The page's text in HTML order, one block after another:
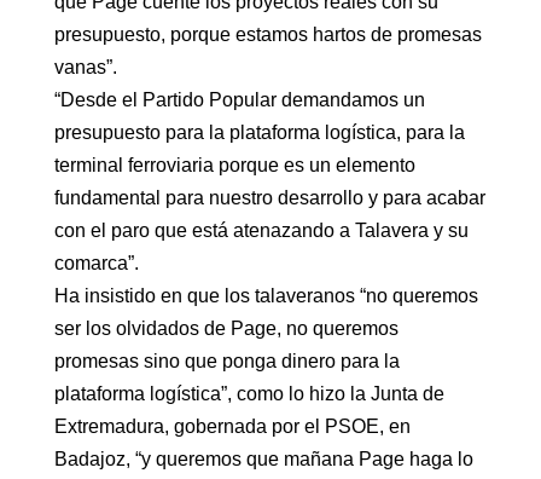
presupuesto, porque estamos hartos de promesas
vanas”.
“Desde el Partido Popular demandamos un
presupuesto para la plataforma logística, para la
terminal ferroviaria porque es un elemento
fundamental para nuestro desarrollo y para acabar
con el paro que está atenazando a Talavera y su
comarca”.
Ha insistido en que los talaveranos “no queremos
ser los olvidados de Page, no queremos
promesas sino que ponga dinero para la
plataforma logística”, como lo hizo la Junta de
Extremadura, gobernada por el PSOE, en
Badajoz, “y queremos que mañana Page haga lo